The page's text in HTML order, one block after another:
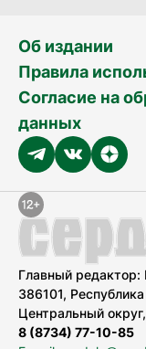
Об издании
Правила
Согласие на
данных
Главный редактор:
386101,
Центральный
8 (8734) 77-10-85